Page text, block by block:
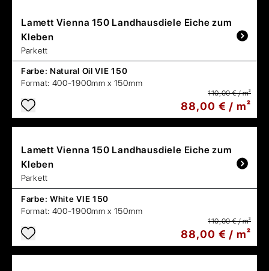
Lamett Vienna 150 Landhausdiele Eiche zum
Kleben
Parkett
Farbe: Natural Oil VIE 150
Format: 400-1900mm x 150mm
110,00 € / m²
88,00 € / m²
Lamett Vienna 150 Landhausdiele Eiche zum
Kleben
Parkett
Farbe: White VIE 150
Format: 400-1900mm x 150mm
110,00 € / m²
88,00 € / m²